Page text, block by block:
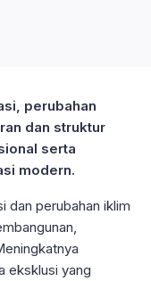
perubahan
dan struktur
serta
modern.
dan perubahan iklim
eksklusi yang